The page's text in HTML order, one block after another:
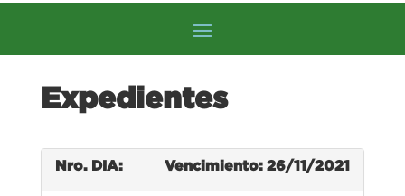
Expedientes
Nro. DIA: Vencimiento: 26/11/2021